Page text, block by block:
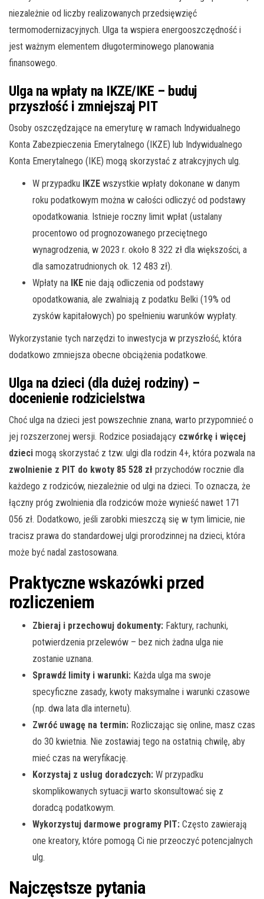
niezależnie od liczby realizowanych przedsięwzięć
termomodernizacyjnych. Ulga ta wspiera energooszczędność i
jest ważnym elementem długoterminowego planowania
finansowego.
Ulga na wpłaty na IKZE/IKE – buduj
przyszłość i zmniejszaj PIT
Osoby oszczędzające na emeryturę w ramach Indywidualnego
Konta Zabezpieczenia Emerytalnego (IKZE) lub Indywidualnego
Konta Emerytalnego (IKE) mogą skorzystać z atrakcyjnych ulg.
W przypadku IKZE wszystkie wpłaty dokonane w danym
roku podatkowym można w całości odliczyć od podstawy
opodatkowania. Istnieje roczny limit wpłat (ustalany
procentowo od prognozowanego przeciętnego
wynagrodzenia, w 2023 r. około 8 322 zł dla większości, a
dla samozatrudnionych ok. 12 483 zł).
Wpłaty na IKE nie dają odliczenia od podstawy
opodatkowania, ale zwalniają z podatku Belki (19% od
zysków kapitałowych) po spełnieniu warunków wypłaty.
Wykorzystanie tych narzędzi to inwestycja w przyszłość, która
dodatkowo zmniejsza obecne obciążenia podatkowe.
Ulga na dzieci (dla dużej rodziny) –
docenienie rodzicielstwa
Choć ulga na dzieci jest powszechnie znana, warto przypomnieć o
jej rozszerzonej wersji. Rodzice posiadający czwórkę i więcej
dzieci mogą skorzystać z tzw. ulgi dla rodzin 4+, która pozwala na
zwolnienie z PIT do kwoty 85 528 zł przychodów rocznie dla
każdego z rodziców, niezależnie od ulgi na dzieci. To oznacza, że
łączny próg zwolnienia dla rodziców może wynieść nawet 171
056 zł. Dodatkowo, jeśli zarobki mieszczą się w tym limicie, nie
tracisz prawa do standardowej ulgi prorodzinnej na dzieci, która
może być nadal zastosowana.
Praktyczne wskazówki przed
rozliczeniem
Zbieraj i przechowuj dokumenty: Faktury, rachunki,
potwierdzenia przelewów – bez nich żadna ulga nie
zostanie uznana.
Sprawdź limity i warunki: Każda ulga ma swoje
specyficzne zasady, kwoty maksymalne i warunki czasowe
(np. dwa lata dla internetu).
Zwróć uwagę na termin: Rozliczając się online, masz czas
do 30 kwietnia. Nie zostawiaj tego na ostatnią chwilę, aby
mieć czas na weryfikację.
Korzystaj z usług doradczych: W przypadku
skomplikowanych sytuacji warto skonsultować się z
doradcą podatkowym.
Wykorzystuj darmowe programy PIT: Często zawierają
one kreatory, które pomogą Ci nie przeoczyć potencjalnych
ulg.
Najczęstsze pytania